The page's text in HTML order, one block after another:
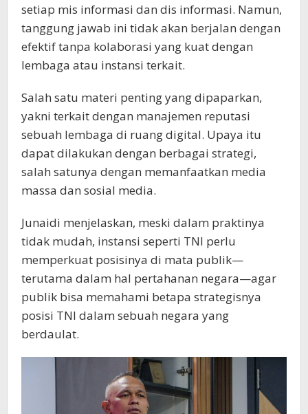
setiap mis informasi dan dis informasi. Namun,
tanggung jawab ini tidak akan berjalan dengan
efektif tanpa kolaborasi yang kuat dengan
lembaga atau instansi terkait.
Salah satu materi penting yang dipaparkan,
yakni terkait dengan manajemen reputasi
sebuah lembaga di ruang digital. Upaya itu
dapat dilakukan dengan berbagai strategi,
salah satunya dengan memanfaatkan media
massa dan sosial media.
Junaidi menjelaskan, meski dalam praktinya
tidak mudah, instansi seperti TNI perlu
memperkuat posisinya di mata publik—
terutama dalam hal pertahanan negara—agar
publik bisa memahami betapa strategisnya
posisi TNI dalam sebuah negara yang
berdaulat.